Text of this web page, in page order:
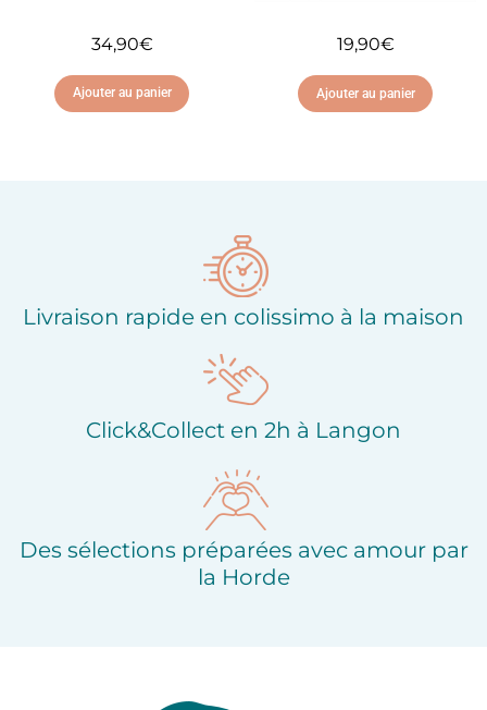
34,90€
Ajouter au panier
19,90€
Ajouter au panier
Livraison rapide en colissimo à la maison
Click&Collect en 2h à Langon
Des sélections préparées avec amour par
la Horde